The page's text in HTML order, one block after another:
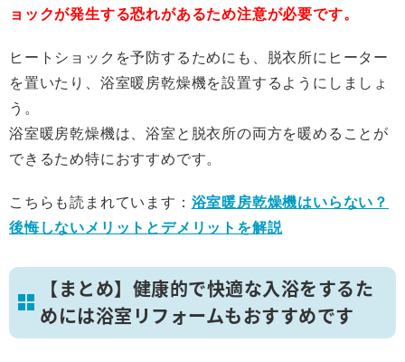
ョックが発生する恐れがあるため注意が必要です。
ヒートショックを予防するためにも、脱衣所にヒーター
を置いたり、浴室暖房乾燥機を設置するようにしましょ
う。
浴室暖房乾燥機は、浴室と脱衣所の両方を暖めることが
できるため特におすすめです。
こちらも読まれています： 浴室暖房乾燥機はいらない？
後悔しないメリットとデメリットを解説
【まとめ】健康的で快適な入浴をするた
めには浴室リフォームもおすすめです